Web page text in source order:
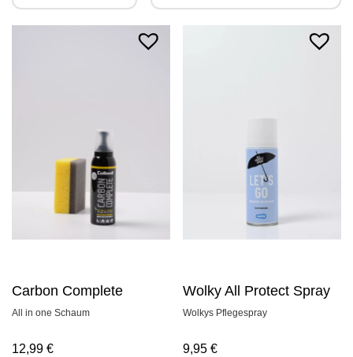
Carbon Complete
All in one Schaum
12,99 €
Wolky All Protect Spray
Wolkys Pflegespray
9,95€